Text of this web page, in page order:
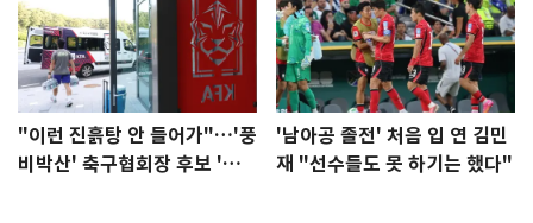
"이런 진흙탕 안 들어가"…'풍
비박산' 축구협회장 후보 '실
'남아공 졸전' 처음 입 연 김민
재 "선수들도 못 하기는 했다"